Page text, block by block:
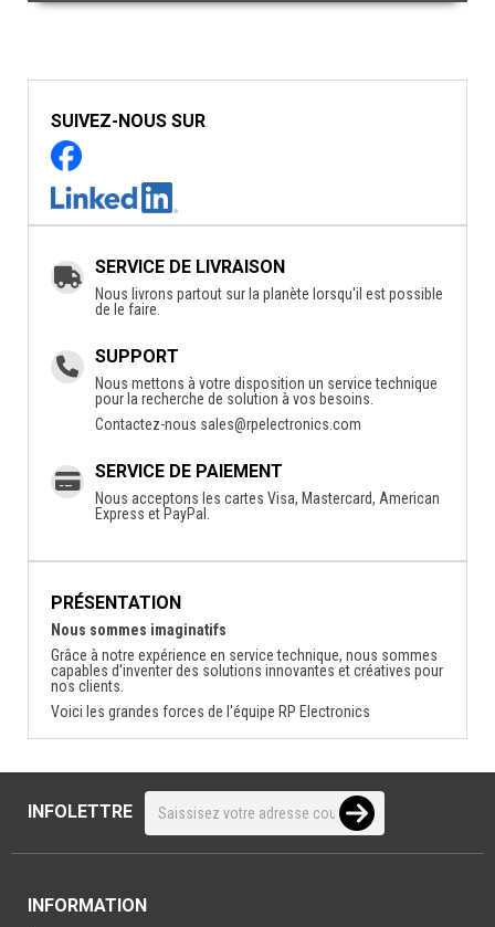
SUIVEZ-NOUS SUR
SERVICE DE LIVRAISON
Nous livrons partout sur la planète lorsqu'il est possible
de le faire.
SUPPORT
Nous mettons à votre disposition un service technique
pour la recherche de solution à vos besoins.
Contactez-nous sales@rpelectronics.com
SERVICE DE PAIEMENT
Nous acceptons les cartes Visa, Mastercard, American
Express et PayPal.
PRÉSENTATION
Nous sommes imaginatifs
Grâce à notre expérience en service technique, nous sommes
capables d'inventer des solutions innovantes et créatives pour
nos clients.
Voici les grandes forces de l'équipe RP Electronics
INFOLETTRE
INFORMATION